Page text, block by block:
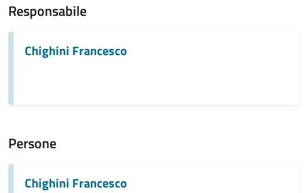
Responsabile
Chighini Francesco
Persone
Chighini Francesco